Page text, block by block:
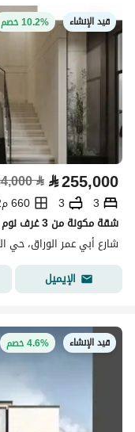
قيد الإنشاء 10.2% خصم
⃁255,000
⃁
3
3
660 م2
شقة مكونة من 3 غرف نوم للبيع في الرياض, جدة
شارع أبي عمر الوراق، حي
الإيميل
قيد الإنشاء 4.6% خصم